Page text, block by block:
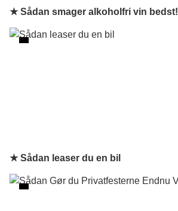
★ Sådan smager alkoholfri vin bedst!
★ Sådan leaser du en bil